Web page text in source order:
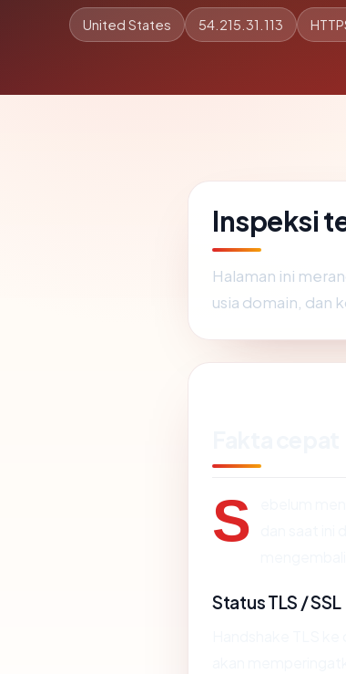
United States 54.215.31.113
Inspeksi
Halaman ini
usia domain, dan
S
Status TLS / SSL